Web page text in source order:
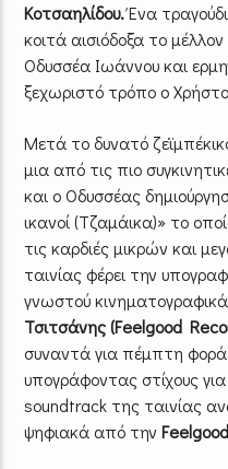
Κοτσαηλίδου.Ένα
κοιτά αισιόδοξα το
Οδυσσέα Ιωάννου και
ξεχωριστό τρόπο ο
Μετά το δυνατό
μια από τις πιο
και ο Οδυσσέας
ικανοί (Τζαμάικα)» το
τις καρδιές μικρών και
ταινίας φέρει την
γνωστού
Τσιτσάνης (Feelgood
συναντά για πέμπτη φορά
υπογράφοντας στίχους
soundtrack της ταινίας
ψηφιακά από την